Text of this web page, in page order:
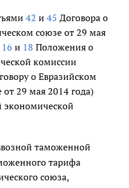
42 и 45 Договора о
союзе от 29 мая
16 и 18 Положения о
комиссии
о Евразийском
29 мая 2014 года)
экономической
таможенной
тарифа
союза,